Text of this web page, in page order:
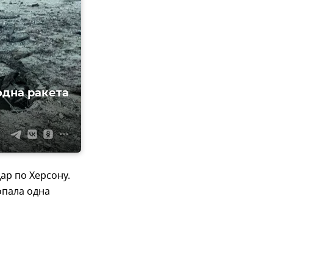
ракета
по Херсону.
одна